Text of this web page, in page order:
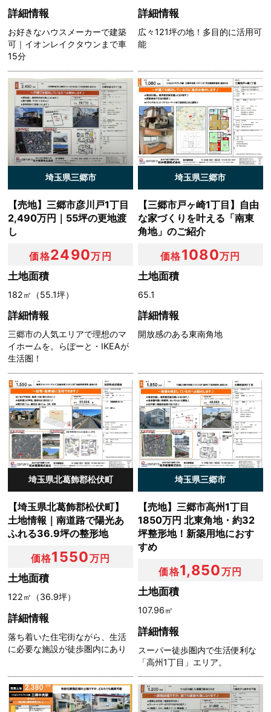
（4）ユーザーに代金を請求するために，購入された商品
金額，氏名，住所，銀行口座番号やクレジットカード番号
などの支払に関する情報などを利用する目的
めに，当社に登録されている情報を入力画面に表示させた
り，ユーザーのご指示に基づいて他のサービスなど（提携
先が提供するものも含みます）に転送したりする目的
（6）代金の支払を遅滞したり第三者に損害を発生させた
りするなど，本サービスの利用規約に違反したユーザー
や，不正・不当な目的でサービスを利用しようとするユー
ザーの利用をお断りするために，利用態様，氏名や住所な
ど個人を特定するための情報を利用する目的
（7）ユーザーからのお問い合わせに対応するために，お
問い合わせ内容や代金の請求に関する情報など当社がユー
ザーに対してサービスを提供するにあたって必要となる情
報や，ユーザーのサービス利用状況，連絡先情報などを利
（8）上記の利用目的に付随する目的
当社は，次に掲げる場合を除いて，あらかじめユーザーの
同意を得ることなく，第三者に個人情報を提供することは
ありません。ただし，個人情報保護法その他の法令で認め
られる場合を除きます。
（1）法令に基づく場合
（2）人の生命，身体または財産の保護のために必要があ
る場合であって，本人の同意を得ることが困難であるとき
（3）公衆衛生の向上または児童の健全な育成の推進のた
めに特に必要がある場合であって，本人の同意を得ること
が困難であるとき
（4）国の機関もしくは地方公共団体またはその委託を受
けた者が法令の定める事務を遂行することに対して協力す
る必要がある場合であって，本人の同意を得ることにより
当該事務の遂行に支障を及ぼすおそれがあるとき
（5）予め次の事項を告知あるいは公表をしている場合
利用目的に第三者への提供を含むこと
第三者に提供されるデータの項目
第三者への提供の手段または方法
本人の求めに応じて個人情報の第三者への提供を停止する
こと
前項の定めにかかわらず，次に掲げる場合は第三者には該
当しないものとします。
（1）当社が利用目的の達成に必要な範囲内において個
人情報の取扱いの全部または一部を委託する場合
（2）合併その他の事由による事業の承継に伴って個人
情報が提供される場合
（3）個人情報を特定の者との間で共同して利用する場
合であって，その旨並びに共同して利用される個人情報の
項目，共同して利用する者の範囲，利用する者の利用目的
および当該個人情報の管理について責任を有する者の氏名
詳細情報
お好きなハウスメーカーで建築
可｜イオンレイクタウンまで車
15分
詳細情報
広々121坪の地！多目的に活用可
能
埼玉県三郷市
【売地】三郷市彦川戸1丁目
2,490万円｜55坪の更地渡
し
価格2490万円
土地面積
182㎡（55.1坪）
詳細情報
三郷市の人気エリアで理想のマ
イホームを。らぽーと・IKEAが
生活圏！
埼玉県三郷市
【三郷市戸ヶ崎1丁目】自由
な家づくりを叶える「南東
角地」のご紹介
価格1080万円
土地面積
65.1
詳細情報
開放感のある東南角地
埼玉県北葛飾郡松伏町
【埼玉県北葛飾郡松伏町】
土地情報｜南道路で陽光あ
ふれる36.9坪の整形地
価格1550万円
土地面積
122㎡（36.9坪）
詳細情報
落ち着いた住宅街ながら、生活
に必要な施設が徒歩圏内にあり
埼玉県三郷市
【売地】三郷市高州1丁目
1850万円 北東角地・約32
坪整形地！新築用地におす
すめ
価格1,850万円
土地面積
107.96㎡
詳細情報
スーパー徒歩圏内で生活便利な
「高州1丁目」エリア。